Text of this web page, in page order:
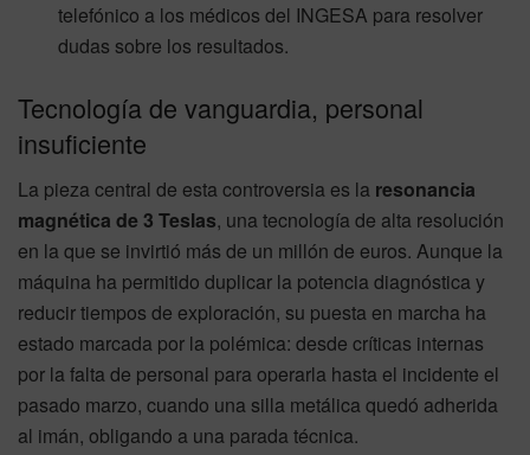
telefónico a los médicos del INGESA para resolver
dudas sobre los resultados.
Tecnología de vanguardia, personal
insuficiente
La pieza central de esta controversia es la resonancia
magnética de 3 Teslas, una tecnología de alta resolución
en la que se invirtió más de un millón de euros. Aunque la
máquina ha permitido duplicar la potencia diagnóstica y
reducir tiempos de exploración, su puesta en marcha ha
estado marcada por la polémica: desde críticas internas
por la falta de personal para operarla hasta el incidente el
pasado marzo, cuando una silla metálica quedó adherida
al imán, obligando a una parada técnica.